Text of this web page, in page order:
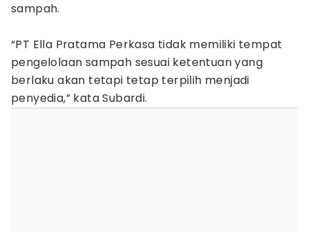
sampah.
“PT Ella Pratama Perkasa tidak memiliki tempat
pengelolaan sampah sesuai ketentuan yang
berlaku akan tetapi tetap terpilih menjadi
penyedia,” kata Subardi.